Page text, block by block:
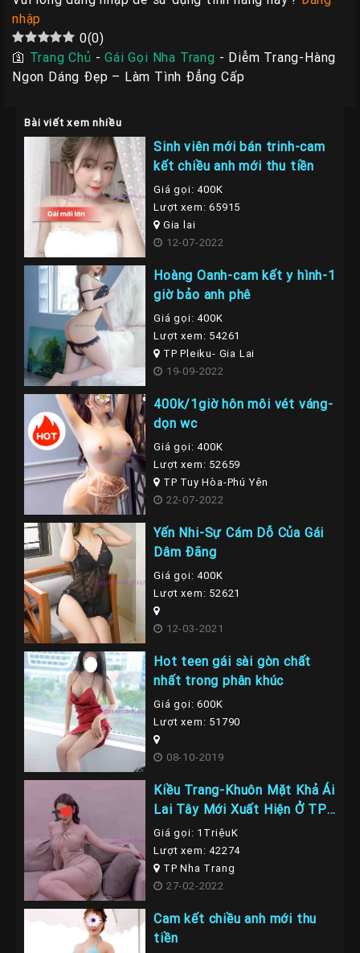
nhập
0(0)
🛐 Trang Chủ -Gái Gọi Nha Trang - Diễm Trang-Hàng
Ngon Dáng Đẹp – Làm Tình Đẳng Cấp
Bài viết xem nhiều
Sinh viên mới bán trinh-cam
kết chiều anh mới thu tiền
Giá gọi: 400K
Lượt xem: 65915
Gia lai
12-07-2022
Hoàng Oanh-cam kết y hình-1
giờ bảo anh phê
Giá gọi: 400K
Lượt xem: 54261
TP Pleiku- Gia Lai
19-09-2022
400k/1giờ hôn môi vét váng-
dọn wc
Giá gọi: 400K
Lượt xem: 52659
TP Tuy Hòa-Phú Yên
22-07-2022
Yến Nhi-Sự Cám Dỗ Của Gái
Dâm Đãng
Giá gọi: 400K
Lượt xem: 52621
12-03-2021
Hot teen gái sài gòn chất
nhất trong phân khúc
Giá gọi: 600K
Lượt xem: 51790
08-10-2019
Kiều Trang-Khuôn Mặt Khả Ái
Lai Tây Mới Xuất Hiện Ở TP
Nha Trang
Giá gọi: 1TriệuK
Lượt xem: 42274
TP Nha Trang
27-02-2022
Cam kết chiều anh mới thu
tiền